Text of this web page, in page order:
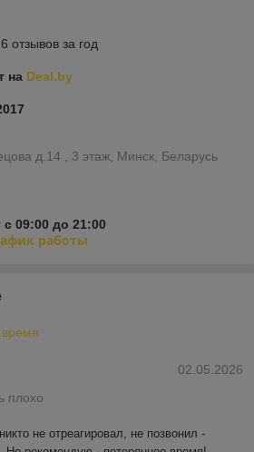
отзывов за год
на Deal.by
д.14 , 3 этаж, Минск, Беларусь
с 09:00 до 21:00
работы
время
02.05.2026
плохо
не отреагировал, не позвонил -